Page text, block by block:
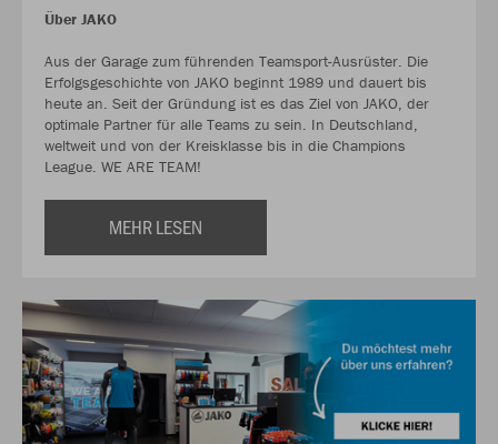
Über JAKO
Aus der Garage zum führenden Teamsport-Ausrüster. Die
Erfolgsgeschichte von JAKO beginnt 1989 und dauert bis
heute an. Seit der Gründung ist es das Ziel von JAKO, der
optimale Partner für alle Teams zu sein. In Deutschland,
weltweit und von der Kreisklasse bis in die Champions
League. WE ARE TEAM!
MEHR LESEN